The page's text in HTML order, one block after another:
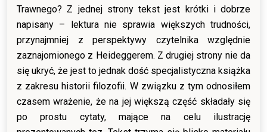
Trawnego? Z jednej strony tekst jest krótki i dobrze
napisany – lektura nie sprawia większych trudności,
przynajmniej z perspektywy czytelnika względnie
zaznajomionego z Heideggerem. Z drugiej strony nie da
się ukryć, że jest to jednak dość specjalistyczna książka
z zakresu historii filozofii. W związku z tym odnosiłem
czasem wrażenie, że na jej większą część składały się
po prostu cytaty, mające na celu ilustrację